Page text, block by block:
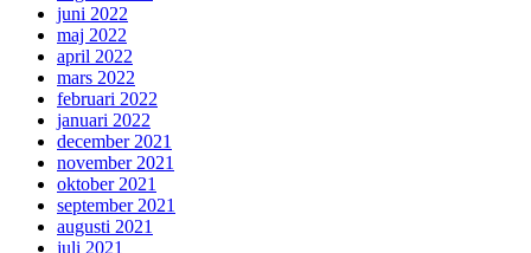
juni 2022
maj 2022
april 2022
mars 2022
februari 2022
januari 2022
december 2021
november 2021
oktober 2021
september 2021
augusti 2021
juli 2021